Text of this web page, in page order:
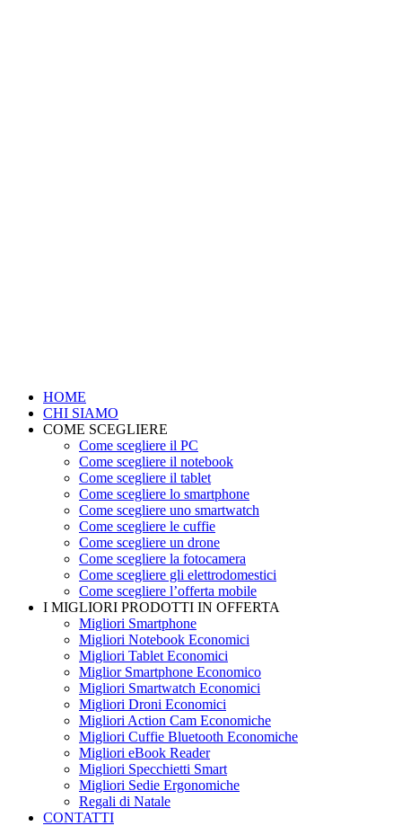
HOME
CHI SIAMO
COME SCEGLIERE
Come scegliere il PC
Come scegliere il notebook
Come scegliere il tablet
Come scegliere lo smartphone
Come scegliere uno smartwatch
Come scegliere le cuffie
Come scegliere un drone
Come scegliere la fotocamera
Come scegliere gli elettrodomestici
Come scegliere l’offerta mobile
I MIGLIORI PRODOTTI IN OFFERTA
Migliori Smartphone
Migliori Notebook Economici
Migliori Tablet Economici
Miglior Smartphone Economico
Migliori Smartwatch Economici
Migliori Droni Economici
Migliori Action Cam Economiche
Migliori Cuffie Bluetooth Economiche
Migliori eBook Reader
Migliori Specchietti Smart
Migliori Sedie Ergonomiche
Regali di Natale
CONTATTI